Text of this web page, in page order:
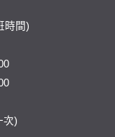
時間)
次)